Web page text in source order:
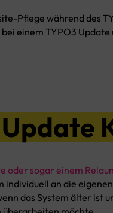
Pflege während des
einem TYPO3
oder sogar einem
an die
das System älter ist